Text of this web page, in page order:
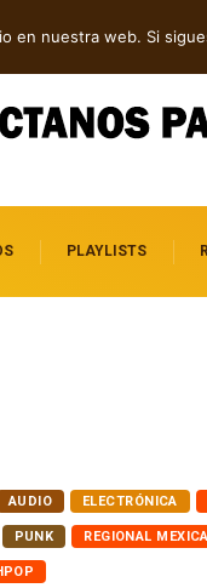
PLAYLISTS
AUDIO ELECTRÓNICA
PUNK REGIONAL
en nuestra web. Si